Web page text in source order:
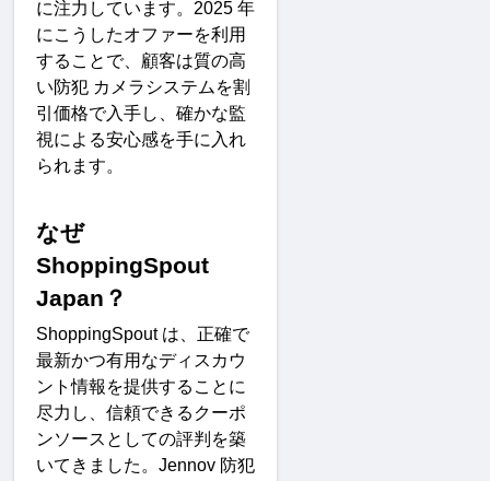
に注力しています。 2025 年
にこうしたオファーを利用
することで、顧客は質の高
い防犯 カメラシステムを割
引価格で入手し、確かな監
視による安心感を手に入れ
られます。
なぜ
ShoppingSpout
Japan ？
ShoppingSpout は、正確で
最新かつ有用なディスカウ
ント情報を提供することに
尽力し、信頼できるクーポ
ンソースとしての評判を築
いてきました。 Jennov 防犯